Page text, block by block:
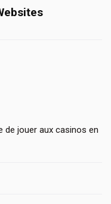
de jouer aux casinos en